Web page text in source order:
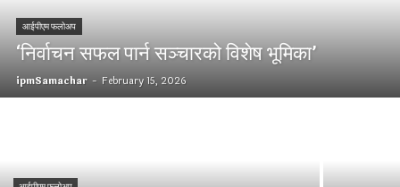
आईपीएम फलोअप
‘निर्वाचन सफल पार्न सञ्चारको विशेष भूमिका’
ipmSamachar - February 15, 2026